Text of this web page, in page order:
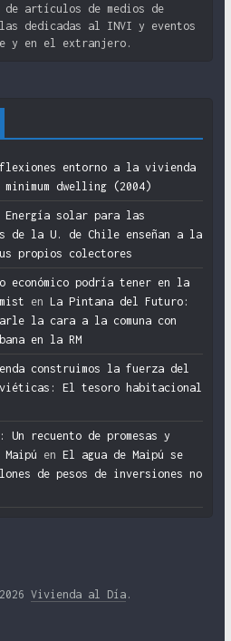
artículos de medios de
dedicadas al INVI y eventos
y en el extranjero.
entorno a la vivienda
dwelling (2004)
Energía solar para las
de la U. de Chile enseñan a la
propios colectores
económico podría tener en la
en La Pintana del Futuro:
la cara a la comuna con
en la RM
construimos la fuerza del
El tesoro habitacional
Un recuento de promesas y
en El agua de Maipú se
de pesos de inversiones no
Vivienda al Día .